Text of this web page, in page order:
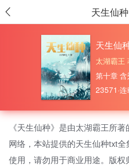
天生仙种
天生仙
太湖霸王
第十章 含
23571·连
《天生仙种》是由太湖霸王所
网络，本站提供的天生仙种txt
使用，请勿用于商业用途。版